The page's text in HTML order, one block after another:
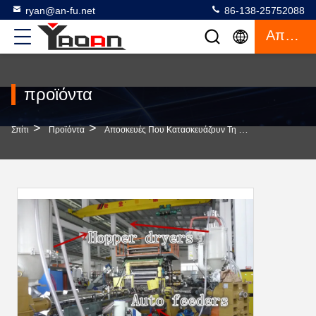
ryan@an-fu.net 86-138-25752088
Απόσπασμα
προϊόντα
Σπίτι > Προϊόντα > Αποσκευές Που Κατασκευάζουν Τη Μηχανή >